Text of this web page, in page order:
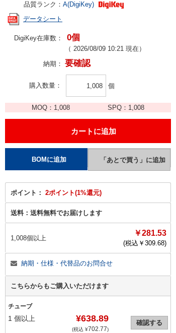
品質ランク： A(DigiKey)
データシート
DigiKey在庫数： 0個
（ 2026/08/09 10:21 現在）
納期： 要確認
購入数量 個
MOQ： 1,008 SPQ： 1,008
ポイント： 2ポイント(1%還元)
送料： 送料無料でお届けします
1,008個以上
￥281.53
(税込￥ 309.68)
納期・仕様・代替品のお問合せ
こちらからもご購入いただけます
チューブ
1 個以上 ¥638.89
(税込 ¥702.77)
確認する